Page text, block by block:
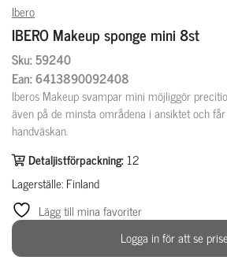
Ibero
IBERO Makeup sponge mini 8st
Sku: 59240
Ean: 6413890092408
Iberos Makeup svampar mini möjliggör
även på de minsta områdena i ansiktet och
handväskan.
Detaljistförpackning: 12
Lagerställe: Finland
Lägg till mina favoriter
Logga in för att se